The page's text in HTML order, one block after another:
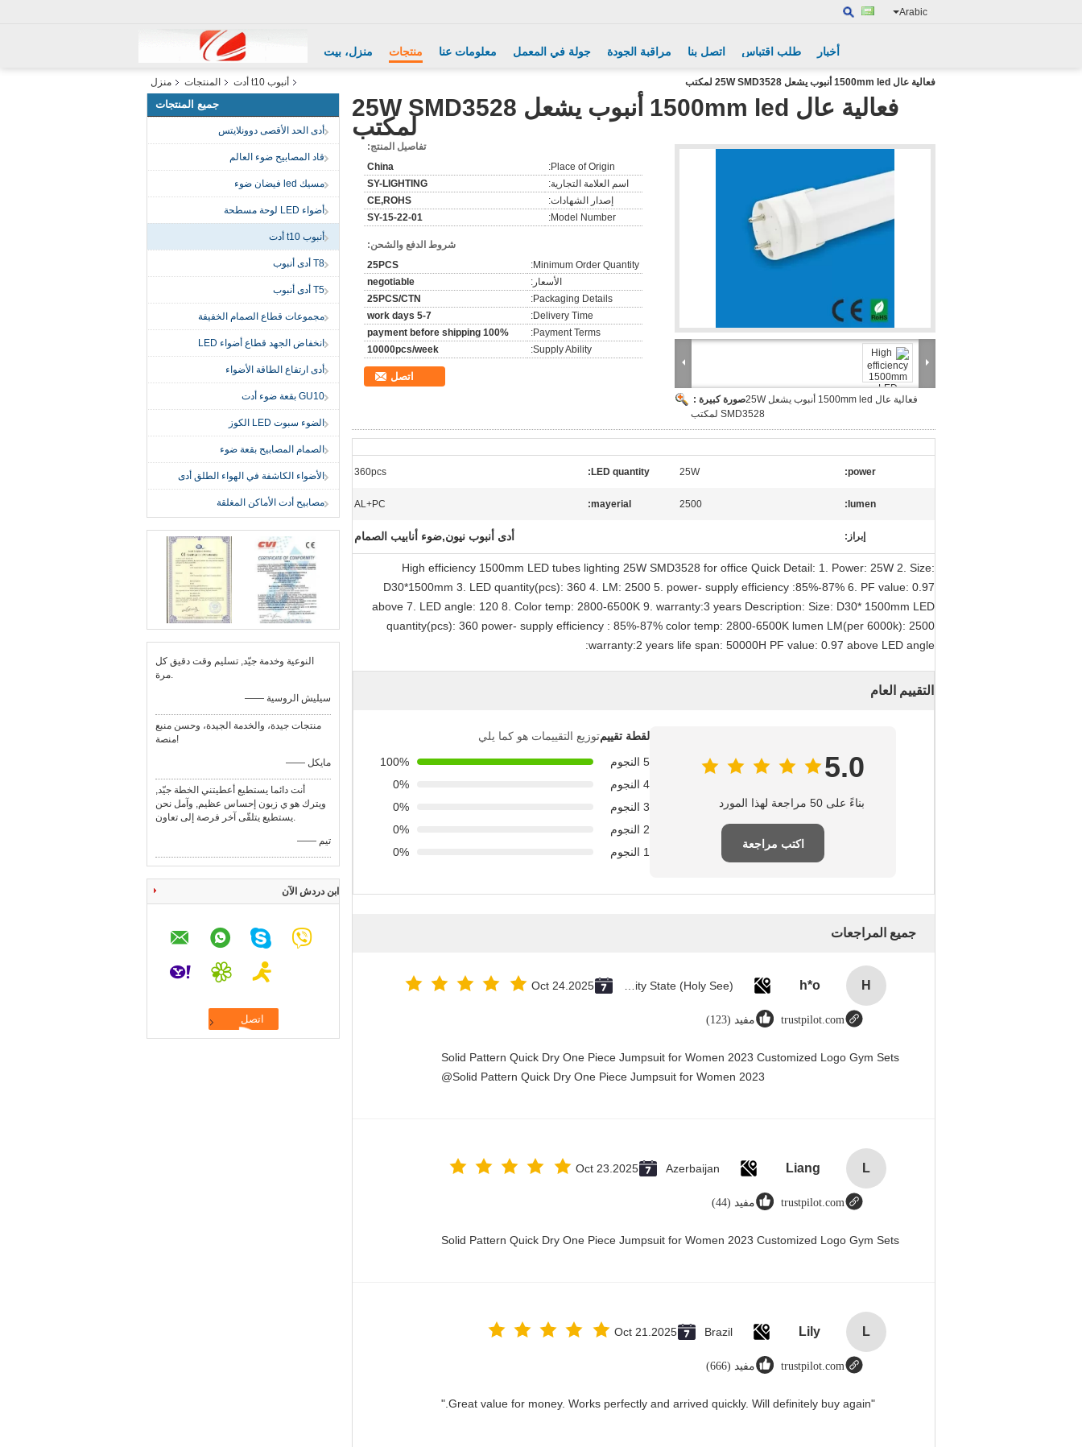
Arabic
منزل، بيت منتجات معلومات عنا جولة في المعمل مراقبة الجودة اتصل بنا طلب اقتباس أخبار
منزل المنتجات أنبوب t10 أدت فعالية عال 1500mm led أنبوب يشعل 25W SMD3528 لمكتب
جميع المنتجات
أدى الحد الأقصى دوونلايتس
قاد المصابيح ضوء العالم
مسيك led فيضان ضوء
أضواء LED لوحة مسطحة
أنبوب t10 أدت
T8 أدى أنبوب
T5 أدى أنبوب
مجموعات قطاع الصمام الخفيفة
انخفاض الجهد قطاع أضواء LED
أدى ارتفاع الطاقة الأضواء
GU10 بقعة ضوء أدت
الضوء سبوت LED الكوز
الصمام المصابيح بقعة ضوء
الأضواء الكاشفة في الهواء الطلق أدى
مصابيح أدت الأماكن المغلقة
النوعية وخدمة جيّد, تسليم وقت دقيق كل
مرة.
—— سيليش الروسية
منتجات جيدة، والخدمة الجيدة، وحسن منبع
منصة!
—— مايكل
أنت دائما يستطيع أعطيتني الخطة جيّد,
ويترك هو ي زبون إحساس عظيم, وآمل نحن
يستطيع يتلقّى آخر فرصة إلى تعاون.
—— تيم
ابن دردش الآن
فعالية عال 1500mm led أنبوب يشعل 25W SMD3528
لمكتب
صورة كبيرة :فعالية عال 1500mm led أنبوب يشعل 25W
SMD3528 لمكتب
تفاصيل المنتج:
Place of Origin:
China
اسم العلامة التجارية:
SY-LIGHTING
إصدار الشهادات:
CE,ROHS
Model Number:
SY-15-22-01
شروط الدفع والشحن:
Minimum Order Quantity:
25PCS
الأسعار:
negotiable
Packaging Details:
25PCS/CTN
Delivery Time:
5-7 work days
Payment Terms:
100% payment before shipping
Supply Ability:
10000pcs/week
اتصل
power:
25W
LED quantity:
360pcs
lumen:
2500
mayerial:
AL+PC
إبراز: أدى أنبوب نيون,ضوء أنابيب الصمام
High efficiency 1500mm LED tubes lighting 25W SMD3528 for office Quick Detail: 1. Power: 25W 2. Size:
D30*1500mm 3. LED quantity(pcs): 360 4. LM: 2500 5. power- supply efficiency :85%-87% 6. PF value: 0.97
above 7. LED angle: 120 8. Color temp: 2800-6500K 9. warranty:3 years Description: Size: D30* 1500mm LED
quantity(pcs): 360 power- supply efficiency : 85%-87% color temp: 2800-6500K lumen LM(per 6000k): 2500
warranty:2 years life span: 50000H PF value: 0.97 above LED angle:
التقييم العام
5.0
بناءً على 50 مراجعة لهذا المورد
اكتب مراجعة
لقطة تقييمتوزيع التقييمات هو كما يلي
5 النجوم
100%
4 النجوم
0%
3 النجوم
0%
2 النجوم
0%
1 النجوم
0%
جميع المراجعات
H
h*o
Oct 24.2025
trustpilot.com مفيد (123)
Solid Pattern Quick Dry One Piece Jumpsuit for Women 2023 Customized Logo Gym Sets
Solid Pattern Quick Dry One Piece Jumpsuit for Women 2023@
L
Liang
Azerbaijan
Oct 23.2025
trustpilot.com مفيد (44)
Solid Pattern Quick Dry One Piece Jumpsuit for Women 2023 Customized Logo Gym Sets
L
Lily
Brazil
Oct 21.2025
trustpilot.com مفيد (666)
"Great value for money. Works perfectly and arrived quickly. Will definitely buy again."